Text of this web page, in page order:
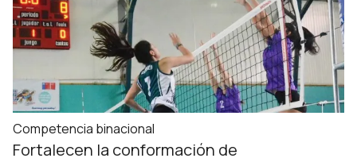
Competencia binacional
Fortalecen la conformación de